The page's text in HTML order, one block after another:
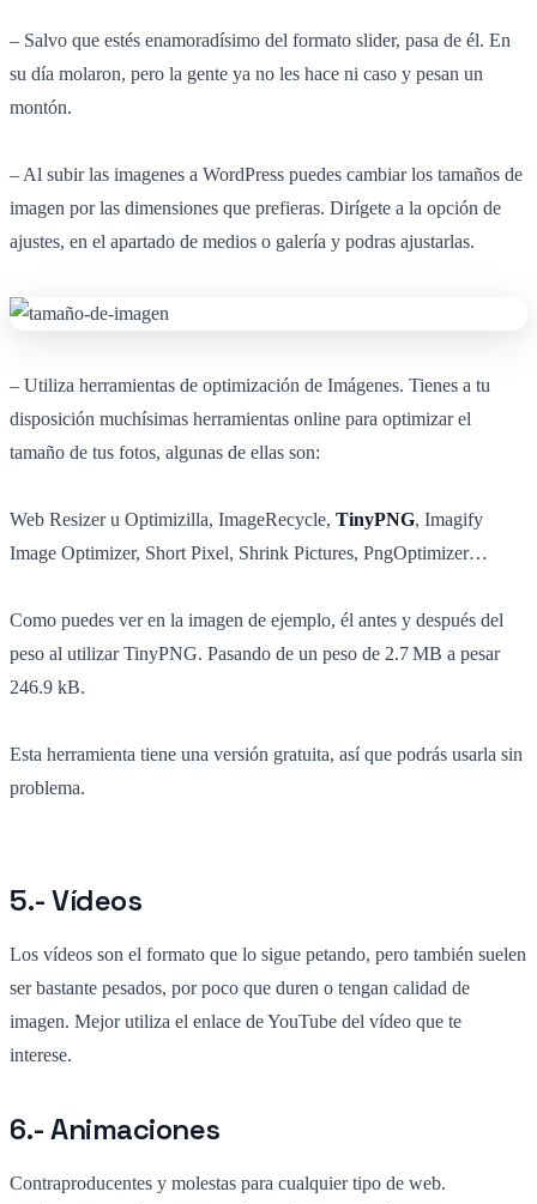
– Salvo que estés enamoradísimo del formato slider, pasa de él. En
su día molaron, pero la gente ya no les hace ni caso y pesan un
montón.
– Al subir las imagenes a WordPress puedes cambiar los tamaños de
imagen por las dimensiones que prefieras. Dirígete a la opción de
ajustes, en el apartado de medios o galería y podras ajustarlas.
– Utiliza herramientas de optimización de Imágenes. Tienes a tu
disposición muchísimas herramientas online para optimizar el
tamaño de tus fotos, algunas de ellas son:
Web Resizer u Optimizilla, ImageRecycle, TinyPNG, Imagify
Image Optimizer, Short Pixel, Shrink Pictures, PngOptimizer…
Como puedes ver en la imagen de ejemplo, él antes y después del
peso al utilizar TinyPNG. Pasando de un peso de 2.7 MB a pesar
246.9 kB.
Esta herramienta tiene una versión gratuita, así que podrás usarla sin
problema.
5.- Vídeos
Los vídeos son el formato que lo sigue petando, pero también suelen
ser bastante pesados, por poco que duren o tengan calidad de
imagen. Mejor utiliza el enlace de YouTube del vídeo que te
interese.
6.- Animaciones
Contraproducentes y molestas para cualquier tipo de web.